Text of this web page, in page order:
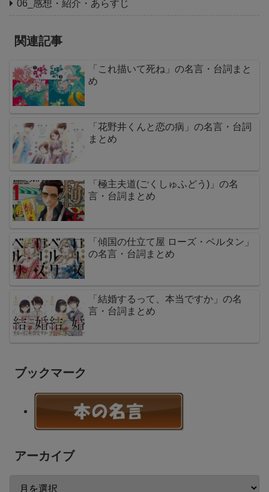
06_感想・紹介・あらすじ
関連記事
「これ描いて死ね」の名言・台詞まと
め
「花野井くんと恋の病」の名言・台詞
まとめ
「極主夫道(ごくしゅふどう)」の名
言・台詞まとめ
「傾国の仕立て屋 ローズ・ベルタン」
の名言・台詞まとめ
「結婚するって、本当ですか」の名
言・台詞まとめ
ブックマーク
アーカイブ